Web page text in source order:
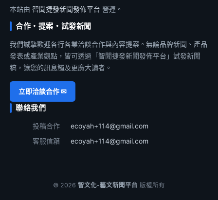
本站由 智聞捷發新聞發佈平台 營運。
合作・提案・試發新聞
我們誠摯歡迎各行各業洽談合作與內容提案。無論品牌新聞、產品
發表或產業觀點，皆可透過「智聞捷發新聞發佈平台」試發新聞
稿，讓您的訊息觸及更廣大讀者。
立即洽談合作 ✉
聯絡我們
投稿合作
ecoyah+114@gmail.com
客服信箱
ecoyah+114@gmail.com
© 2026 智文化-藝文新聞平台 版權所有